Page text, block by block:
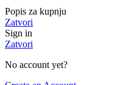
Popis za kupnju
Zatvori
Sign in
Zatvori
No account yet?